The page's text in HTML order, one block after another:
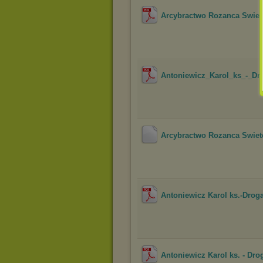
Arcybractwo Rozanca
Antoniewicz_Karol_ks_-
Arcybractwo Rozanca
Antoniewicz Karol ks.-
Antoniewicz Karol ks. -